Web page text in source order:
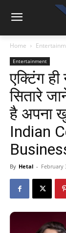
Home
Entertainment
एक्टिंग
सितारे
है अपना
Indian
By Hetal - February